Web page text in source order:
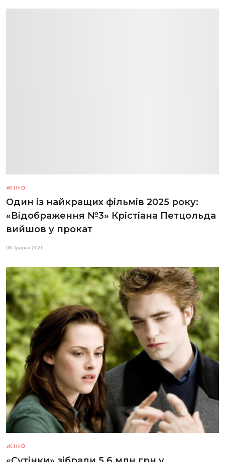
КІНО
Один із найкращих фільмів 2025 року:
«Відображення №3» Крістіана Петцольда
вийшов у прокат
08 Травня 2026
КІНО